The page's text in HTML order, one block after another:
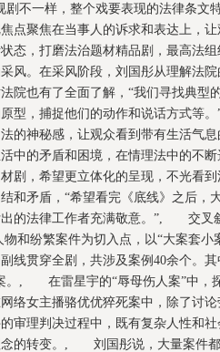
剧不一样，整个戏要表现的法律条文
焦点聚焦在当事人的诉求和表达上
态，打磨法治题材精品剧，最高法
风。在采风阶段，刘国彤从理解法
院也有了全面了解，“我们寻找典型
原型，捕捉他们的动作和说话方式
的神秘感，让观众看到带有生活气
活中的矛盾和困境，在情理法中的
剧，希望更立体化的呈现，不光看
和矛盾，“希望看完《底线》之后，
出的法律工作者充满敬意。”, 交
纷繁案件为切入点，以“大案套小
线贯穿全剧，共涉及案例40余个。其
。, 在雷星宇的“辱母伤人案”中，
络女主播骆优优猝死案中，除了讨
审理判决过程中，既有复杂人性和
念的转变。, 刘国彤说，大量案件